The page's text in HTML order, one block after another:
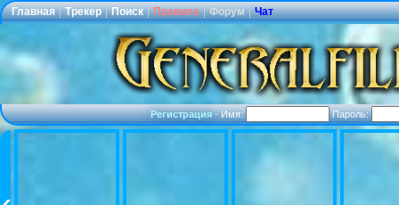
Главная | Трекер | Поиск | Правила | Форум | Чат
Регистрация·Имя: Пароль: